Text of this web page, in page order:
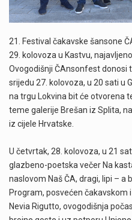
21. Festival čakavske šansone
29. kolovoza u Kastvu,
Ovogodišnji ČAnsonfest donosi
srijedu 27. kolovoza, u 20 sati u
na trgu Lokvina bit će otvorena
teme galerije Brešan iz Splita,
iz cijele Hrvatske.
U četvrtak, 28. kolovoza, u 21
glazbeno-poetska večer Na
naslovom Naš ČA, dragi, lipi – a
Program, posvećen
Nevia Rigutto, ovogodišnja